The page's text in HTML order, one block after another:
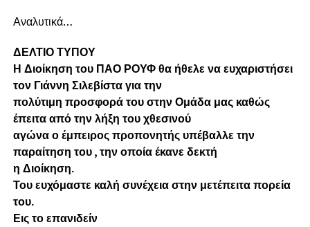
Αναλυτικά…
ΔΕΛΤΙΟ ΤΥΠΟΥ
Η Διοίκηση του ΠΑΟ ΡΟΥΦ θα ήθελε να ευχαριστήσει
τον Γιάννη Σιλεβίστα για την
πολύτιμη προσφορά του στην Ομάδα μας καθώς
έπειτα από την λήξη του χθεσινού
αγώνα ο έμπειρος προπονητής υπέβαλλε την
παραίτηση του , την οποία έκανε δεκτή
η Διοίκηση.
Του ευχόμαστε καλή συνέχεια στην μετέπειτα πορεία
του.
Εις το επανιδείν